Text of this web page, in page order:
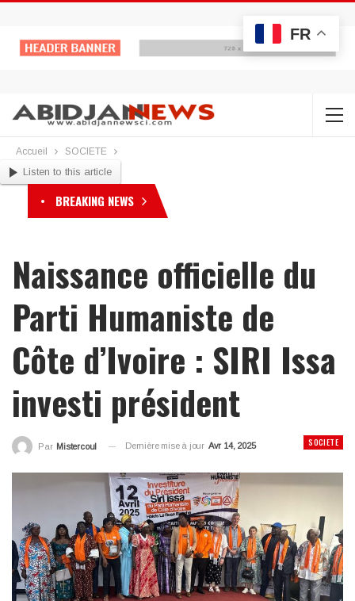
Accueil SOCIETE
Listen to this article
BREAKING NEWS
Naissance officielle du
Parti Humaniste de
Côte d’Ivoire : SIRI Issa
investi président
SOCIETE
Par Mistercoul Dernière mise à jour Avr 14, 2025
FR